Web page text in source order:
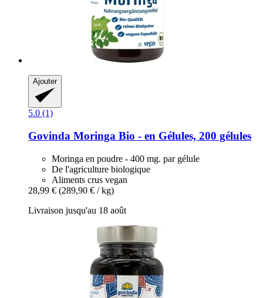
Ajouter
5.0 (1)
Govinda Moringa Bio -​ en Gélules, 200 gélules
Moringa en poudre - 400 mg. par gélule
De l'agriculture biologique
Aliments crus vegan
28,99 € (289,90 € / kg)
Livraison jusqu'au 18 août